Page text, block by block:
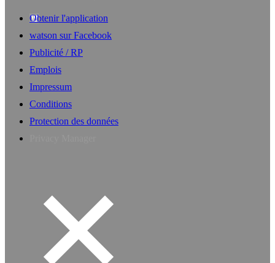
Obtenir l'application
watson sur Facebook
Publicité / RP
Emplois
Impressum
Conditions
Protection des données